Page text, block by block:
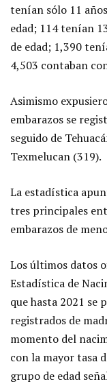
tenían sólo 11
edad; 114 tenían
de edad; 1,390
4,503 contaban
Asimismo
embarazos se
seguido de
Texmelucan (319).
La estadística
tres principales
embarazos de
Los últimos datos
Estadística de
que hasta 2021 se
registrados de
momento del
con la mayor tasa
grupo de edad